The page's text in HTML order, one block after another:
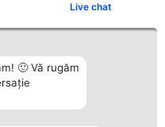
Live chat
🙂 Vă rugăm